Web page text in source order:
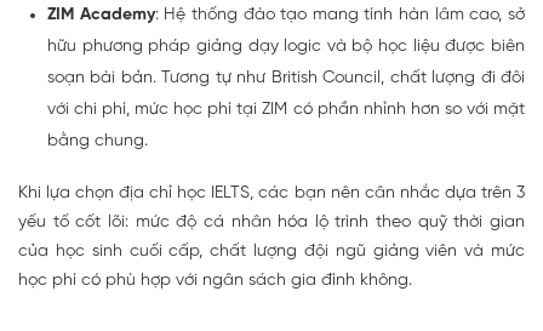
ZIM Academy: Hệ thống đào tạo mang tính hàn lâm cao, sở
hữu phương pháp giảng dạy logic và bộ học liệu được biên
soạn bài bản. Tương tự như British Council, chất lượng đi đôi
với chi phí, mức học phí tại ZIM có phần nhỉnh hơn so với mặt
bằng chung.
Khi lựa chọn địa chỉ học IELTS, các bạn nên cân nhắc dựa trên 3
yếu tố cốt lõi: mức độ cá nhân hóa lộ trình theo quỹ thời gian
của học sinh cuối cấp, chất lượng đội ngũ giảng viên và mức
học phí có phù hợp với ngân sách gia đình không.